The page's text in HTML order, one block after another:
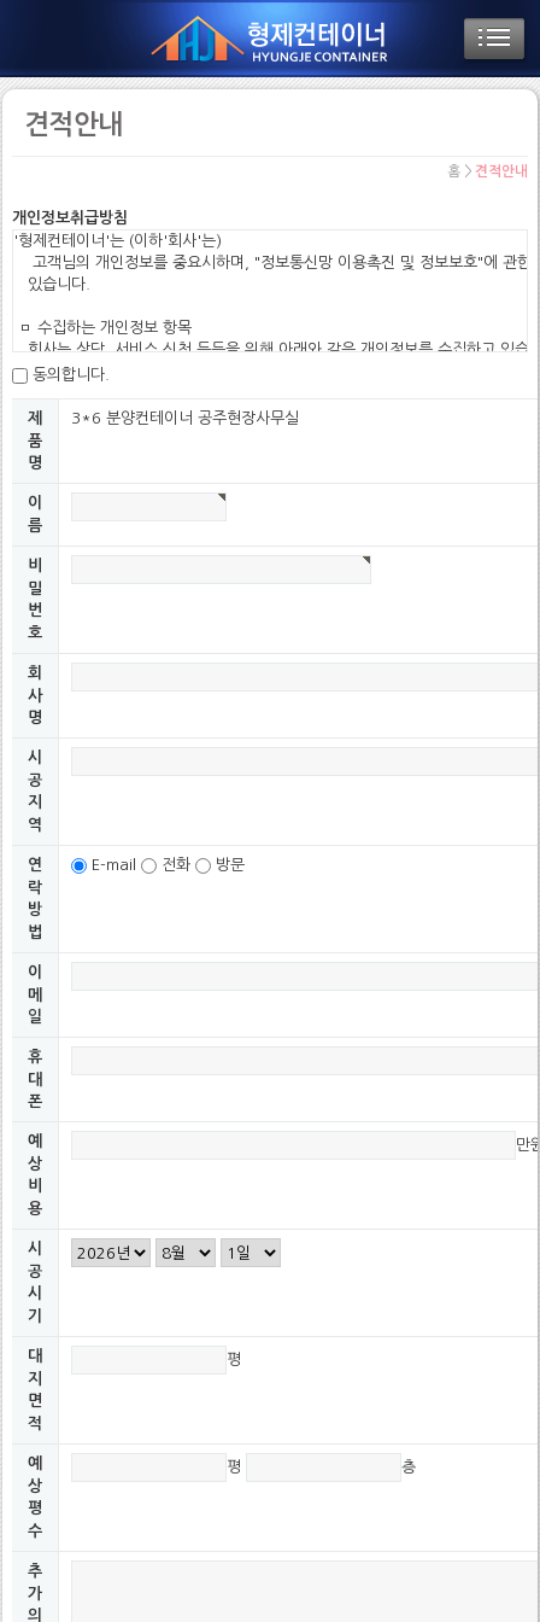
견적안내
홈 >견적안내
개인정보취급방침
'형제컨테이너'는 (이하'회사'는)
고객님의 개인정보를 중요시하며, "정보통신망 이용촉진 및 정보보호"에 관한
   있습니다.
ㅁ 수집하는 개인정보 항목
회사는 상담, 서비스 신청 등등을 위해 아래와 같은 개인정보를 수집하고 있습
  o 개인정보 수집방법 : 홈페이지(온라인상담 게시판, 견적안내 게시판)
ㅁ 개인정보의 수집및 이용목적
  o 서비스 제공에 관한 상담 및 계약 이행
ㅁ 개인정보의 보유및 이용기간
회사는 개인정보 수집 및 이용목적이 달성된 후에는 예외없이 해당정보를 지체
단, 관계법령의 규정에 의하여 보존할 필요가 있는 경우 회사는 아래와 같이
   정한 일정한 기간 동안 회원정보를 보관합니다.
  o 보존 항목 : 결제기록
  o 보존 근거 : 계약 또는 청약철회 등에 관한 기록
  o 보존 기간 : 3년
ㅁ 법률 근거
o 계약 또는 청약철회 등에 관한 기록 : 5년 (전자상거래등에서의 소비자보호에
o 대금결제 및 재화 등의 공급에 관한 기록 : 5년 (전자상거래등에서의 소비자
동의합니다.
제
품
명
3*6 분양컨테이너 공주현장사무실
이
름
비
밀
번
호
회
사
명
시
공
지
역
연
락
방
법
E-mail 전화 방문
이
메
일
휴
대
폰
예
상
비
용
만
시
공
시
기
대
지
면
적
평
예
상
평
수
평 층
추
가
의